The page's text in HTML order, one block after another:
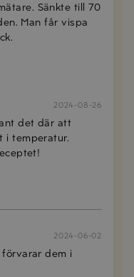
Sänkte till 70
Man får vispa
2024-08-26
det där att
i temperatur.
2024-06-02
förvarar dem i